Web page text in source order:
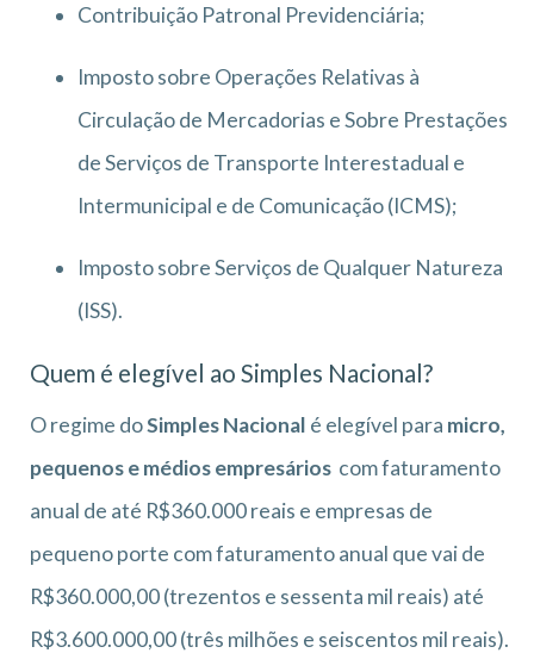
Contribuição Patronal Previdenciária;
Imposto sobre Operações Relativas à
Circulação de Mercadorias e Sobre Prestações
de Serviços de Transporte Interestadual e
Intermunicipal e de Comunicação (ICMS);
Imposto sobre Serviços de Qualquer Natureza
(ISS).
Quem é elegível ao Simples Nacional?
O regime doSimples Nacional é elegível para micro,
pequenos e médios empresários com faturamento
anual de até R$360.000 reais e empresas de
pequeno porte com faturamento anual que vai de
R$360.000,00 (trezentos e sessenta mil reais) até
R$3.600.000,00 (três milhões e seiscentos mil reais).